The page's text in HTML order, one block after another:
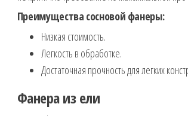
Преимущества сосновой фанеры:
Низкая стоимость.
Легкость в обработке.
Достаточная прочность для легких
Фанера из ели